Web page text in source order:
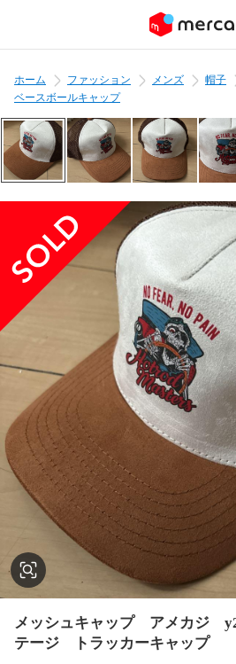
ホーム ファッション メンズ 帽子
ベースボールキャップ
メッシュキャップ アメカジ
テージ トラッカーキャップ